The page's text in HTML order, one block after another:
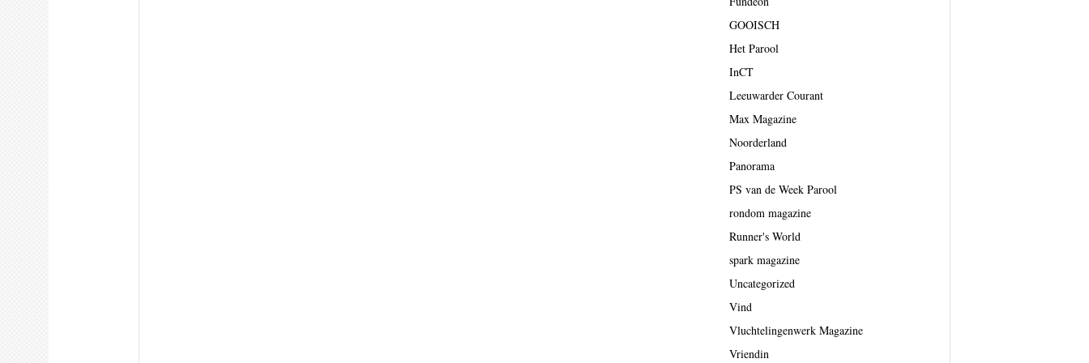
GOOISCH
Het Parool
InCT
Leeuwarder Courant
Max Magazine
Noorderland
Panorama
PS van de Week Parool
rondom magazine
Runner's World
spark magazine
Uncategorized
Vind
Vluchtelingenwerk Magazine
Vriendin